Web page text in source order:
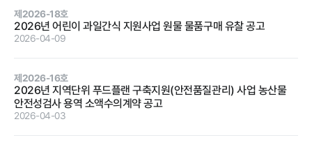
임직원 친인
척 현황
기관장 성과
계약 달성정
도
제2026-18호
2026년 어린이 과일간식 지원사업 원물 물품구매 유찰 공고
2026-04-09
제2026-16호
2026년 지역단위 푸드플랜 구축지원(안전품질관리) 사업 농산물
안전성검사 용역 소액수의계약 공고
2026-04-03